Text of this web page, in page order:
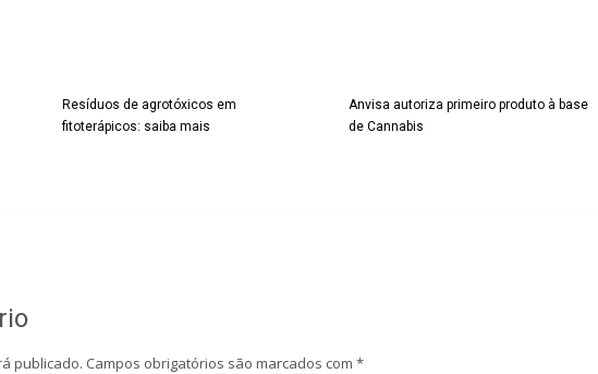
Resíduos de agrotóxicos em
fitoterápicos: saiba mais
Anvisa autoriza primeiro produto à base
de Cannabis
publicado. Campos obrigatórios são marcados com *